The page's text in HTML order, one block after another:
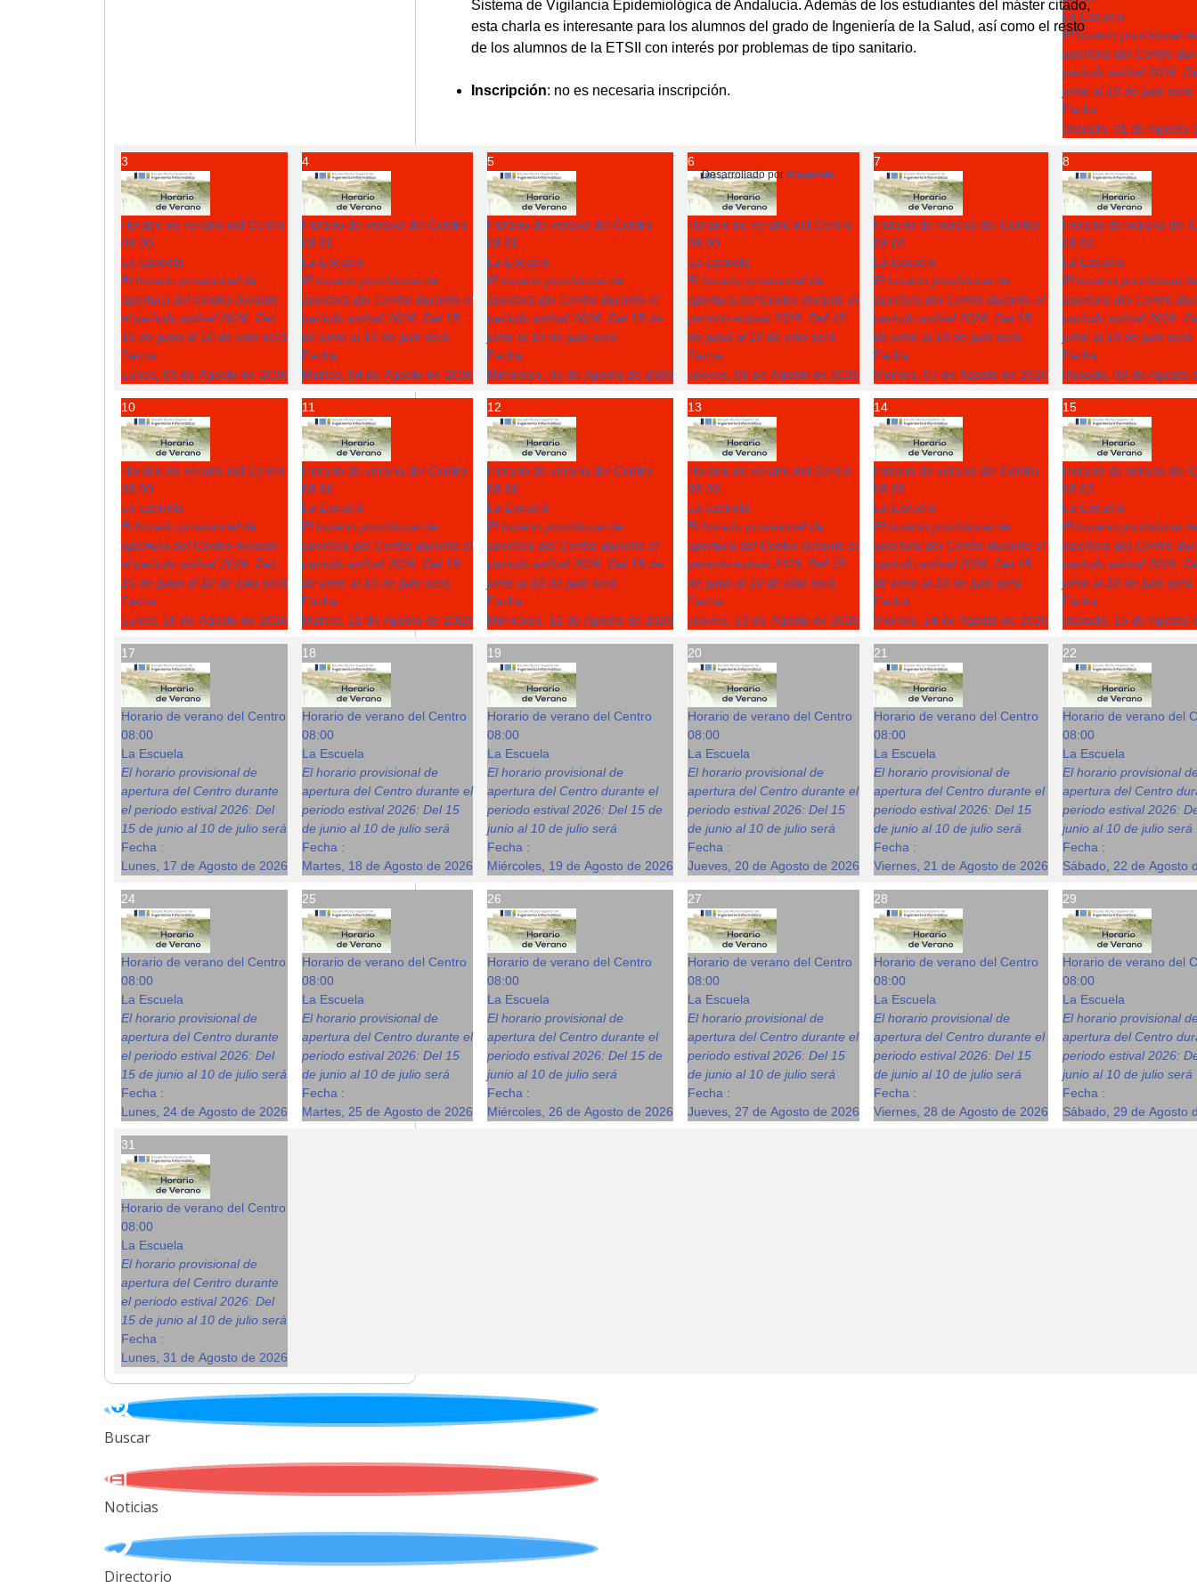
La Escuela
El horario provisional
apertura del Centro
periodo estival 2026:
junio al 10 de julio será
Fecha :
Sábado, 01 de Agosto
3
Horario de verano del Centro
08:00
La Escuela
El horario provisional de
apertura del Centro durante
el periodo estival 2026: Del
15 de junio al 10 de julio será
Fecha :
Lunes, 03 de Agosto de 2026
4
Horario de verano del Centro
08:00
La Escuela
El horario provisional de
apertura del Centro durante el
periodo estival 2026: Del 15
de junio al 10 de julio será
Fecha :
Martes, 04 de Agosto de 2026
5
Horario de verano del Centro
08:00
La Escuela
El horario provisional de
apertura del Centro durante el
periodo estival 2026: Del 15 de
junio al 10 de julio será
Fecha :
Miércoles, 05 de Agosto de 2026
6
Horario de verano del Centro
08:00
La Escuela
El horario provisional de
apertura del Centro durante el
periodo estival 2026: Del 15
de junio al 10 de julio será
Fecha :
Jueves, 06 de Agosto de 2026
7
Horario de verano del Centro
08:00
La Escuela
El horario provisional de
apertura del Centro durante el
periodo estival 2026: Del 15
de junio al 10 de julio será
Fecha :
Viernes, 07 de Agosto de 2026
8
Horario de verano del
08:00
La Escuela
El horario provisional
apertura del Centro
periodo estival 2026:
junio al 10 de julio será
Fecha :
Sábado, 08 de Agosto
10
Horario de verano del Centro
08:00
La Escuela
El horario provisional de
apertura del Centro durante
el periodo estival 2026: Del
15 de junio al 10 de julio será
Fecha :
Lunes, 10 de Agosto de 2026
11
Horario de verano del Centro
08:00
La Escuela
El horario provisional de
apertura del Centro durante el
periodo estival 2026: Del 15
de junio al 10 de julio será
Fecha :
Martes, 11 de Agosto de 2026
12
Horario de verano del Centro
08:00
La Escuela
El horario provisional de
apertura del Centro durante el
periodo estival 2026: Del 15 de
junio al 10 de julio será
Fecha :
Miércoles, 12 de Agosto de 2026
13
Horario de verano del Centro
08:00
La Escuela
El horario provisional de
apertura del Centro durante el
periodo estival 2026: Del 15
de junio al 10 de julio será
Fecha :
Jueves, 13 de Agosto de 2026
14
Horario de verano del Centro
08:00
La Escuela
El horario provisional de
apertura del Centro durante el
periodo estival 2026: Del 15
de junio al 10 de julio será
Fecha :
Viernes, 14 de Agosto de 2026
15
Horario de verano del
08:00
La Escuela
El horario provisional
apertura del Centro
periodo estival 2026:
junio al 10 de julio será
Fecha :
Sábado, 15 de Agosto
17
Horario de verano del Centro
08:00
La Escuela
El horario provisional de
apertura del Centro durante
el periodo estival 2026: Del
15 de junio al 10 de julio será
Fecha :
Lunes, 17 de Agosto de 2026
18
Horario de verano del Centro
08:00
La Escuela
El horario provisional de
apertura del Centro durante el
periodo estival 2026: Del 15
de junio al 10 de julio será
Fecha :
Martes, 18 de Agosto de 2026
19
Horario de verano del Centro
08:00
La Escuela
El horario provisional de
apertura del Centro durante el
periodo estival 2026: Del 15 de
junio al 10 de julio será
Fecha :
Miércoles, 19 de Agosto de 2026
20
Horario de verano del Centro
08:00
La Escuela
El horario provisional de
apertura del Centro durante el
periodo estival 2026: Del 15
de junio al 10 de julio será
Fecha :
Jueves, 20 de Agosto de 2026
21
Horario de verano del Centro
08:00
La Escuela
El horario provisional de
apertura del Centro durante el
periodo estival 2026: Del 15
de junio al 10 de julio será
Fecha :
Viernes, 21 de Agosto de 2026
22
Horario de verano del
08:00
La Escuela
El horario provisional
apertura del Centro
periodo estival 2026:
junio al 10 de julio será
Fecha :
Sábado, 22 de Agosto
24
Horario de verano del Centro
08:00
La Escuela
El horario provisional de
apertura del Centro durante
el periodo estival 2026: Del
15 de junio al 10 de julio será
Fecha :
Lunes, 24 de Agosto de 2026
25
Horario de verano del Centro
08:00
La Escuela
El horario provisional de
apertura del Centro durante el
periodo estival 2026: Del 15
de junio al 10 de julio será
Fecha :
Martes, 25 de Agosto de 2026
26
Horario de verano del Centro
08:00
La Escuela
El horario provisional de
apertura del Centro durante el
periodo estival 2026: Del 15 de
junio al 10 de julio será
Fecha :
Miércoles, 26 de Agosto de 2026
27
Horario de verano del Centro
08:00
La Escuela
El horario provisional de
apertura del Centro durante el
periodo estival 2026: Del 15
de junio al 10 de julio será
Fecha :
Jueves, 27 de Agosto de 2026
28
Horario de verano del Centro
08:00
La Escuela
El horario provisional de
apertura del Centro durante el
periodo estival 2026: Del 15
de junio al 10 de julio será
Fecha :
Viernes, 28 de Agosto de 2026
29
Horario de verano del
08:00
La Escuela
El horario provisional
apertura del Centro
periodo estival 2026:
junio al 10 de julio será
Fecha :
Sábado, 29 de Agosto
31
Horario de verano del Centro
08:00
La Escuela
El horario provisional de
apertura del Centro durante
el periodo estival 2026: Del
15 de junio al 10 de julio será
Fecha :
Lunes, 31 de Agosto de 2026
Sistema de Vigilancia Epidemiológica de Andalucía. Además de los estudiantes del máster citado,
esta charla es interesante para los alumnos del grado de Ingeniería de la Salud, así como el resto
de los alumnos de la ETSII con interés por problemas de tipo sanitario.
Inscripción: no es necesaria inscripción.
Desarrollado por iCagenda
Buscar
Noticias
Directorio